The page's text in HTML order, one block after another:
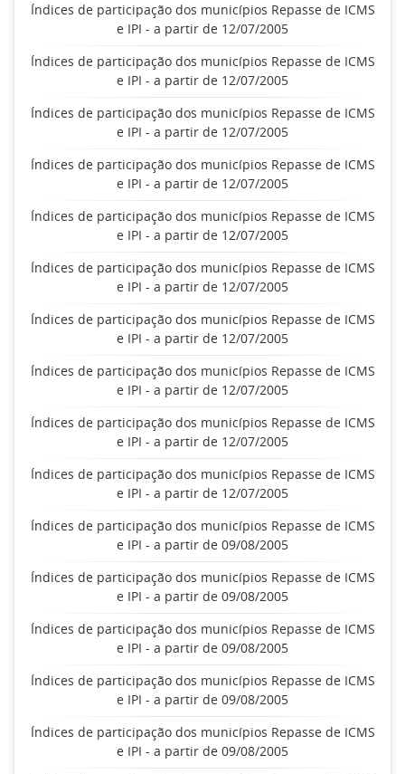
Índices de participação dos municípios Repasse de ICMS
e IPI - a partir de 12/07/2005
Índices de participação dos municípios Repasse de ICMS
e IPI - a partir de 12/07/2005
Índices de participação dos municípios Repasse de ICMS
e IPI - a partir de 12/07/2005
Índices de participação dos municípios Repasse de ICMS
e IPI - a partir de 12/07/2005
Índices de participação dos municípios Repasse de ICMS
e IPI - a partir de 12/07/2005
Índices de participação dos municípios Repasse de ICMS
e IPI - a partir de 12/07/2005
Índices de participação dos municípios Repasse de ICMS
e IPI - a partir de 12/07/2005
Índices de participação dos municípios Repasse de ICMS
e IPI - a partir de 12/07/2005
Índices de participação dos municípios Repasse de ICMS
e IPI - a partir de 12/07/2005
Índices de participação dos municípios Repasse de ICMS
e IPI - a partir de 12/07/2005
Índices de participação dos municípios Repasse de ICMS
e IPI - a partir de 09/08/2005
Índices de participação dos municípios Repasse de ICMS
e IPI - a partir de 09/08/2005
Índices de participação dos municípios Repasse de ICMS
e IPI - a partir de 09/08/2005
Índices de participação dos municípios Repasse de ICMS
e IPI - a partir de 09/08/2005
Índices de participação dos municípios Repasse de ICMS
e IPI - a partir de 09/08/2005